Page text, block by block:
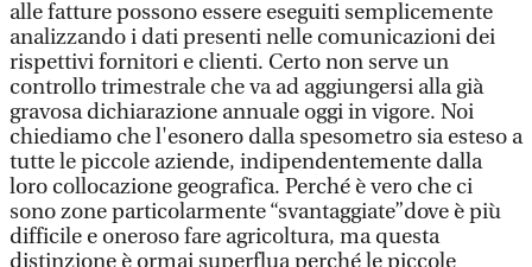
alle fatture possono essere eseguiti semplicemente
analizzando i dati presenti nelle comunicazioni dei
rispettivi fornitori e clienti. Certo non serve un
controllo trimestrale che va ad aggiungersi alla già
gravosa dichiarazione annuale oggi in vigore. Noi
chiediamo che l'esonero dalla spesometro sia esteso a
tutte le piccole aziende, indipendentemente dalla
loro collocazione geografica. Perché è vero che ci
sono zone particolarmente “svantaggiate”dove è più
difficile e oneroso fare agricoltura, ma questa
distinzione è ormai superflua perché le piccole